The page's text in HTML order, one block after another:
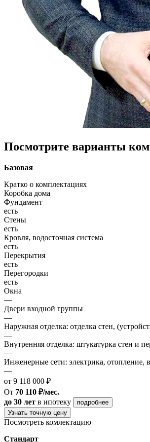
Посмотрите варианты
Базовая
Кратко о комплектациях
Коробка дома
Фундамент
есть
Стены
есть
Кровля, водосточная система
есть
Перекрытия
есть
Перегородки
есть
Окна
—
Двери входной группы
—
Наружная отделка: отделка стен,
—
Внутренняя отделка: штукатурка стен и
—
Инженерные сети: электрика, отопление,
—
от 9 118 000 ₽
От 70 110 ₽/мес.
до 30 лет в ипотеку
подробнее
Узнать точную цену
Посмотреть комлектацию
Стандарт